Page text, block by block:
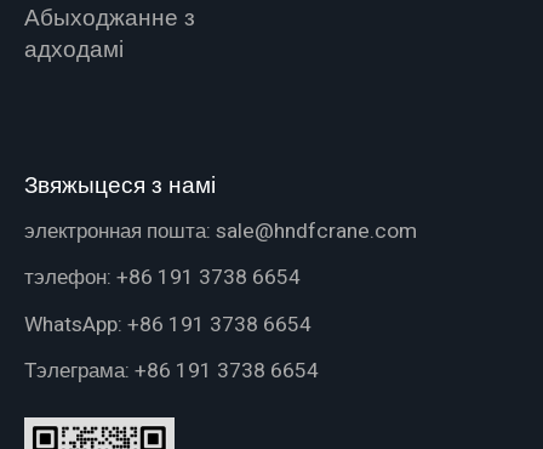
Абыходжанне з
адходамі
Звяжыцеся з намі
электронная пошта: sale@hndfcrane.com
тэлефон: +86 191 3738 6654
WhatsApp: +86 191 3738 6654
Тэлеграма: +86 191 3738 6654